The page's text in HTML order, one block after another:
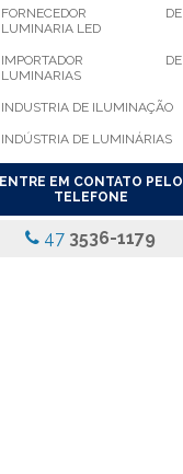
FORNECEDOR DE
LUMINARIA LED
IMPORTADOR DE
LUMINARIAS
INDUSTRIA DE ILUMINAÇÃO
INDÚSTRIA DE LUMINÁRIAS
LUMINARIA ALETADA 2X18
LED
LUMINARIA ALETADA
ENTRE EM CONTATO PELO
TELEFONE
47 3536-1179